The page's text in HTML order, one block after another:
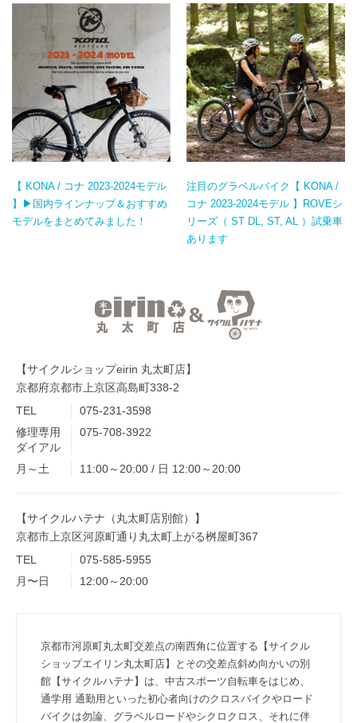
【 KONA / コナ 2023-2024モデル
】▶国内ラインナップ＆おすすめ
モデルをまとめてみました！
注目のグラベルバイク【 KONA /
コナ 2023-2024モデル 】ROVEシ
リーズ（ ST DL, ST, AL ）試乗車
あります
【サイクルショップeirin 丸太町店】
京都府京都市上京区高島町338-2
TEL
075-231-3598
修理専用
ダイアル
075-708-3922
月～土 11:00～20:00 / 日 12:00～20:00
【サイクルハテナ（丸太町店別館）】
京都市上京区河原町通り丸太町上がる桝屋町367
TEL
075-585-5955
月〜日
12:00～20:00
京都市河原町丸太町交差点の南西角に位置する【サイクル
ショップエイリン丸太町店】とその交差点斜め向かいの別
館【サイクルハテナ】は、中古スポーツ自転車をはじめ、
通学用 通勤用といった初心者向けのクロスバイクやロード
バイクは勿論、グラベルロードやシクロクロス、それに伴